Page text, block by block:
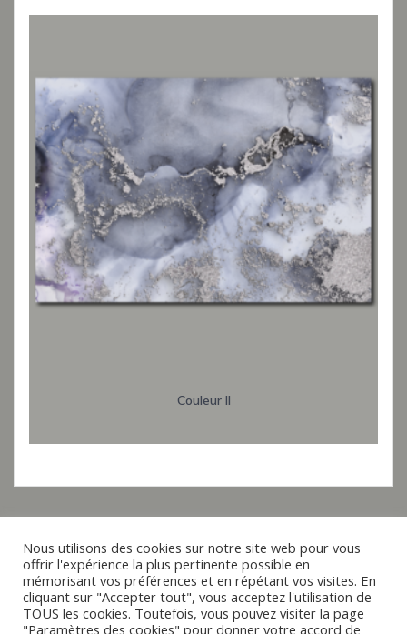
Couleur II
© 2019 - 2026 raxxa
Nous utilisons des cookies sur notre site web pour vous
offrir l'expérience la plus pertinente possible en
mémorisant vos préférences et en répétant vos visites. En
cliquant sur "Accepter tout", vous acceptez l'utilisation de
TOUS les cookies. Toutefois, vous pouvez visiter la page
"Paramètres des cookies" pour donner votre accord de
Español
Italiano